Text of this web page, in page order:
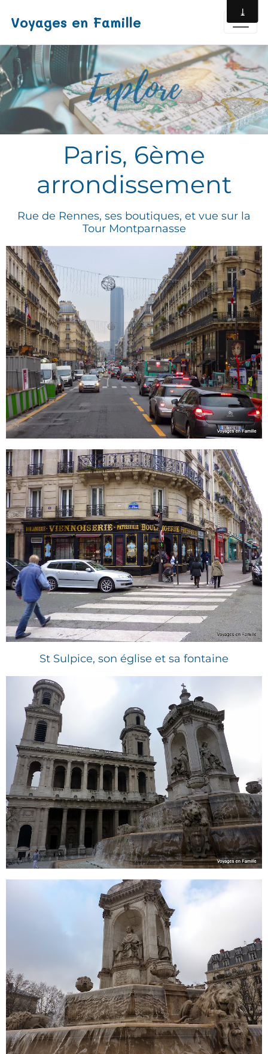
Voyages en Famille
Paris, 6ème
arrondissement
Rue de Rennes, ses boutiques, et vue sur la
Tour Montparnasse
St Sulpice, son église et sa fontaine